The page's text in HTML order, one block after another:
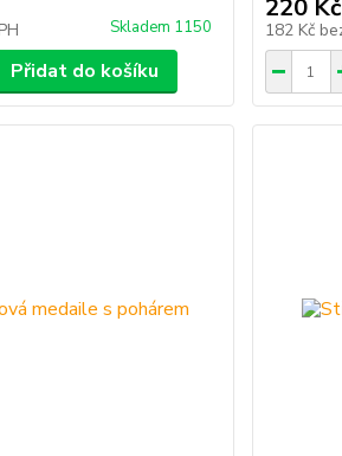
Skladem 1150
Přidat do košíku
220 Kč
182 Kč